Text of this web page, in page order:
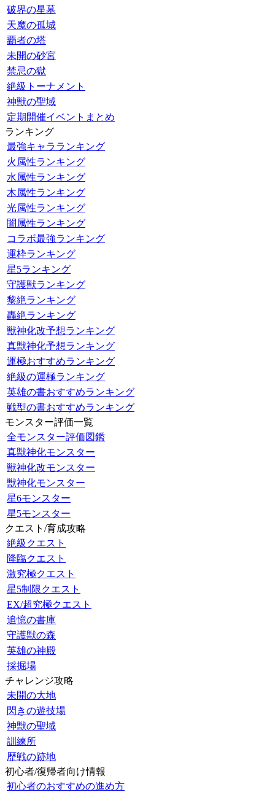
破界の星墓
天魔の孤城
覇者の塔
未開の砂宮
禁忌の獄
絶級トーナメント
神獣の聖域
定期開催イベントまとめ
ランキング
最強キャラランキング
火属性ランキング
水属性ランキング
木属性ランキング
光属性ランキング
闇属性ランキング
コラボ最強ランキング
運枠ランキング
星5ランキング
守護獣ランキング
黎絶ランキング
轟絶ランキング
獣神化改予想ランキング
真獣神化予想ランキング
運極おすすめランキング
絶級の運極ランキング
英雄の書おすすめランキング
戦型の書おすすめランキング
モンスター評価一覧
全モンスター評価図鑑
真獣神化モンスター
獣神化改モンスター
獣神化モンスター
星6モンスター
星5モンスター
クエスト/育成攻略
絶級クエスト
降臨クエスト
激究極クエスト
星5制限クエスト
EX/超究極クエスト
追憶の書庫
守護獣の森
英雄の神殿
採掘場
チャレンジ攻略
未開の大地
閃きの遊技場
神獣の聖域
訓練所
歴戦の跡地
初心者/復帰者向け情報
初心者のおすすめの進め方